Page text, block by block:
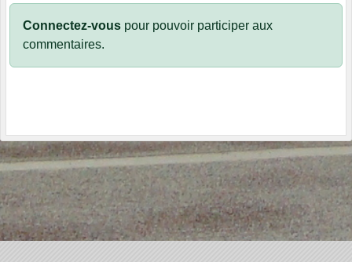
Connectez-vous pour pouvoir participer aux
commentaires.